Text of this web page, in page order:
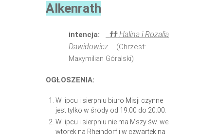
Alkenrath
intencja: ††Halina i Rozalia
Dawidowicz (Chrzest:
Maxymilian Góralski)
OGŁOSZENIA:
W lipcu i sierpniu biuro Misji czynne
jest tylko w środy od 19:00 do 20:00.
W lipcu i sierpniu nie ma Mszy św. we
wtorek na Rheindorf i w czwartek na